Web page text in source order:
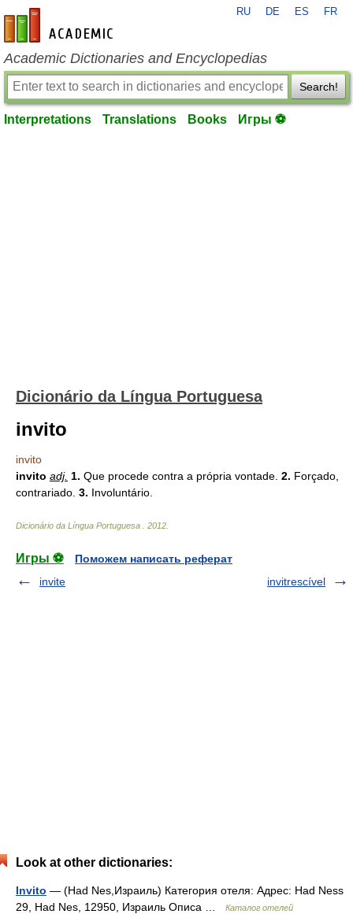
en-academic.com
RU DE ES FR
Academic Dictionaries and Encyclopedias
Search!
Interpretations Translations Books Игры ⚽
Dicionário da Língua Portuguesa
invito
invito
invito adj. 1. Que procede contra a própria vontade. 2. Forçado,
contrariado. 3. Involuntário.
Dicionário da Língua Portuguesa 2012
Игры ⚽
Поможем написать реферат
invite
invitrescível
Look at other dictionaries:
Invito — (Had Nes,Израиль) Категория отеля: Адрес: Had Ness
29, Had Nes, 12950, Израиль Описа …
Каталог отелей